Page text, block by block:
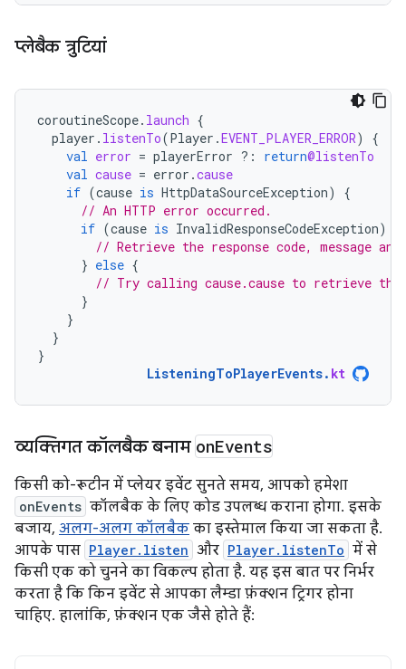
प्‍लेबैक त्रुटियां
coroutineScope. launch {
player . listenTo(Player .EVENT_PLAYER_ERROR)
{
val error = playerError ?: return@listenTo
val cause = error .cause
if (cause is HttpDataSourceException)
{
// An HTTP error occurred.
if (cause is InvalidResponseCodeException)
// Retrieve the response code, message and
} else {
// Try calling cause.cause to retrieve the
}
}
}
}
ListeningToPlayerEvents. kt
व्यक्तिगत कॉलबैक बनाम onEvents
किसी को-रूटीन में प्लेयर इवेंट सुनते समय, आपको हमेशा
onEvents कॉलबैक के लिए कोड उपलब्ध कराना होगा. इसके
बजाय, अलग-अलग कॉलबैक का इस्तेमाल किया जा सकता है.
आपके पास Player.listen और Player.listenTo में से
किसी एक को चुनने का विकल्प होता है. यह इस बात पर निर्भर
करता है कि किन इवेंट से आपका लैम्डा फ़ंक्शन ट्रिगर होना
चाहिए. हालांकि, फ़ंक्शन एक जैसे होते हैं: